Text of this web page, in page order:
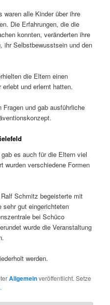
waren alle Kinder über ihre
Die Erfahrungen, die die
konnten, veränderten ihre
ihr Selbstbewusstsein und den
die Eltern einen
und erlernt hatten.
und gab ausführliche
es auch für die Eltern viel
wurden verschiedene Formen
Schmitz begeisterte mit
sehr gut eingerichteten
bei Schüco
wurde die Veranstaltung
werden.
Allgemeinveröffentlicht. Setze
.